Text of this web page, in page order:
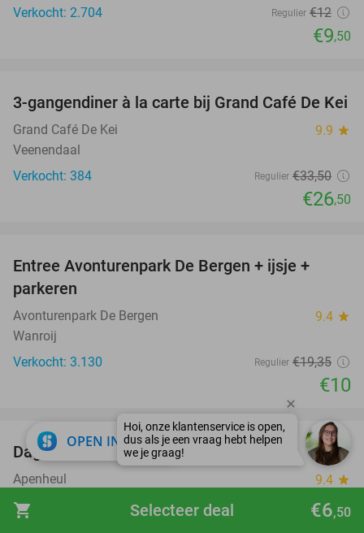
shopping_cart €6,50
Selecteer deal
Verkocht: 2.704
Regulier €12
€9,50
21%
3-gangendiner à la carte bij Grand Café De Kei
Grand Café De Kei 9.9 star
Veenendaal
Verkocht: 384
Regulier €33,50
€26,50
Entree Avonturenpark De Bergen + ijsje +
parkeren
Avonturenpark De Bergen 9.4 star
Wanroij
Verkocht: 3.130
Regulier €19,35
€10
36%
Dagentree voor Apenheul
Apenheul 9.4 star
Apeldoorn
OPEN IN APP close